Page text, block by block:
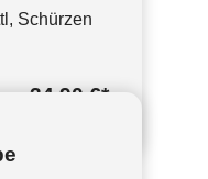
Schürzen
34,90 €*